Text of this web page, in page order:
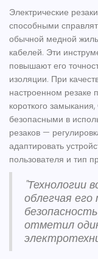
Электрические
способными
обычной медной
кабелей. Эти
повышают его
изоляции. При
настроенном резаке
короткого
безопасными в
резаков —
адаптировать
пользователя и тип
"Технологии
облегчая
отметил